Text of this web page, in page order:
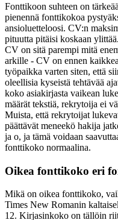
Fonttikoon suhteen on
pienennä fonttikokoa
ansioluetteloosi. CV:n
pituutta pitäisi koskaan
CV on sitä parempi mitä
arkille - CV on ennen
työpaikka varten siten, että
oleellisia kyseistä tehtävää
koko asiakirjasta vaikean
määrät tekstiä, rekrytoija ei
Muista, että rekrytoijat
päättävät meneekö hakija
ja o, ja tämä voidaan
fonttikoko normaalina.
Oikea fonttikoko eri
Mikä on oikea fonttikoko,
Times New Romanin
12. Kirjasinkoko on tällöin